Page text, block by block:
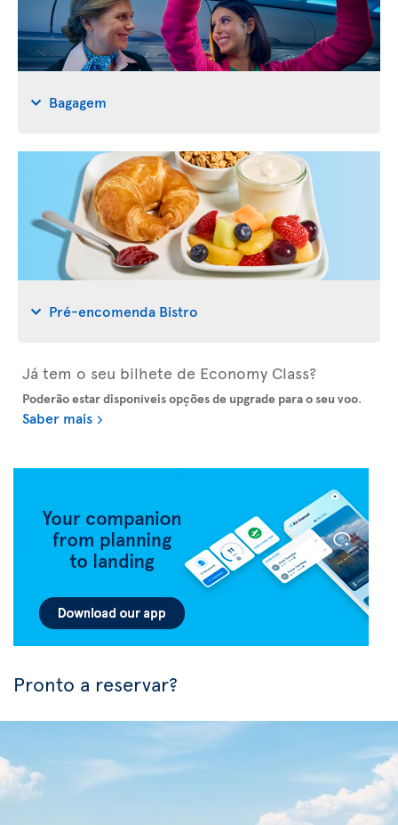
Bagagem
Pré-encomenda Bistro
Já tem o seu bilhete de Economy Class?
Poderão estar disponíveis opções de upgrade para o seu voo.
Saber mais
Pronto a reservar?